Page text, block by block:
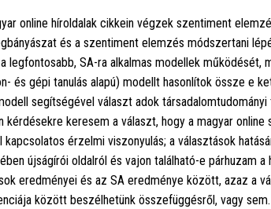
online híroldalak cikkein végzek szentiment
és a szentiment elemzés módszertani
legfontosabb, SA-ra alkalmas modellek
és gépi tanulás alapú) modellt hasonlítok össze e
segítségével választ adok
kérdésekre keresem a választ, hogy a magyar
érzelmi viszonyulás; a választások
újságírói oldalról és vajon található-e párhuzam
eredményei és az SA eredménye között, azaz a
között beszélhetünk összefüggésről, vagy sem.